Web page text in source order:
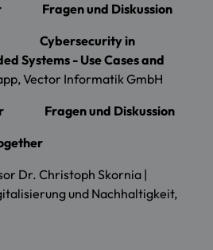
Fragen und Diskussion
Cybersecurity in
Systems - Use Cases and
Vector Informatik GmbH
Fragen und Diskussion
Dr. Christoph Skornia |
und Nachhaltigkeit,